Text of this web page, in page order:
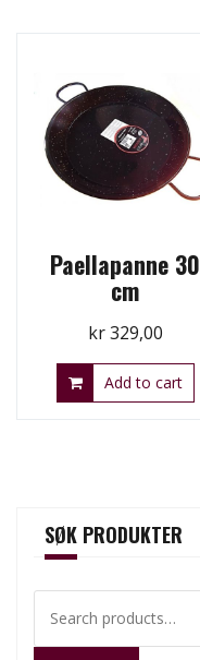
Paellapanne 30
cm
kr329,00
Add to cart
SØK PRODUKTER
for: